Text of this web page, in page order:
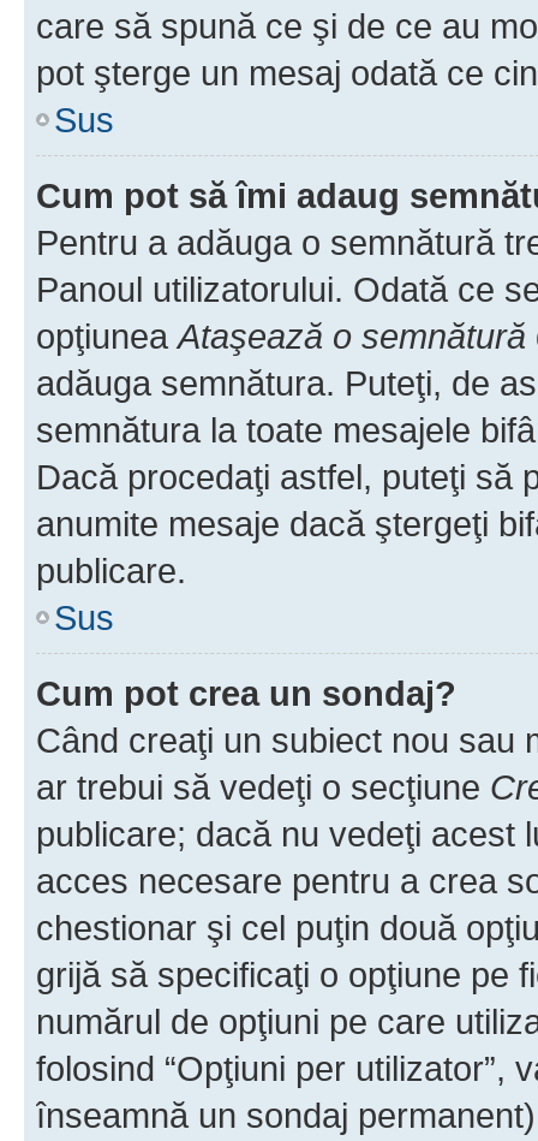
care să spună ce şi de ce au
pot şterge un mesaj odată ce
Sus
Cum pot să îmi adaug
Pentru a adăuga o semnătură
Panoul utilizatorului. Odată ce
opţiuneaAtaşează o semnătură
adăuga semnătura. Puteţi, de
semnătura la toate mesajele
Dacă procedaţi astfel, puteţi să
anumite mesaje dacă ştergeţi
publicare.
Sus
Cum pot crea un sondaj?
Când creaţi un subiect nou sau
ar trebui să vedeţi o secţiune
publicare; dacă nu vedeţi acest
acces necesare pentru a crea
chestionar şi cel puţin două
grijă să specificaţi o opţiune pe
numărul de opţiuni pe care
folosind “Opţiuni per utilizator”,
înseamnă un sondaj